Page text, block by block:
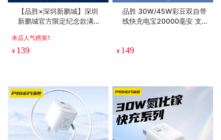
【品胜×深圳新鹏城】深圳
新鹏城官方限定纪念款满血
本店人气榜第1
¥ 139
品胜 30W/45W彩豆双自带
线快充电宝20000毫安 支持
¥ 149